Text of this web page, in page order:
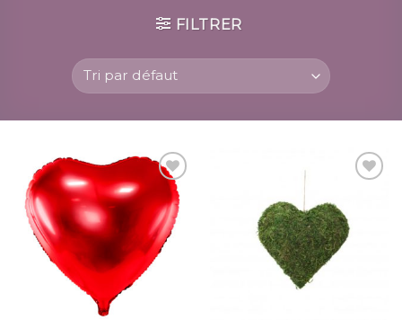
FILTRER
Ajouter
à la
liste
d’envies
Ajouter